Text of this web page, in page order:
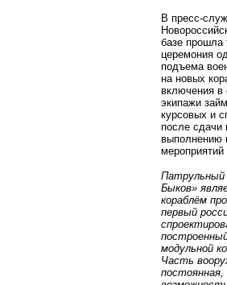
В пресс-
базе прошла
церемония
подъема
на новых
включения в
экипажи
курсовых и
после сдачи
выполнению
мероприятий
Патрульный
Быков»
кораблём
первый
модульной
Часть